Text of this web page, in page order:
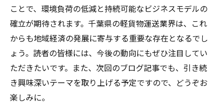
ことで、環境負荷の低減と持続可能なビジネスモデルの
確立が期待されます。千葉県の軽貨物運送業界は、これ
からも地域経済の発展に寄与する重要な存在となるでし
ょう。読者の皆様には、今後の動向にもぜひ注目してい
ただきたいです。また、次回のブログ記事でも、引き続
き興味深いテーマを取り上げる予定ですので、どうぞお
楽しみに。